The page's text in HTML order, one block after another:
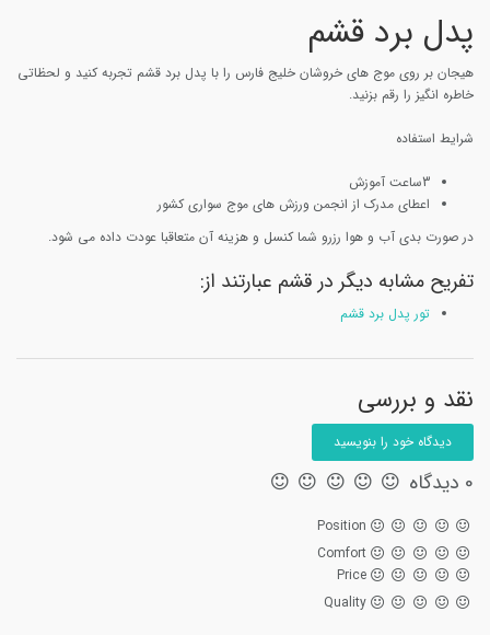
پدل برد قشم
هیجان بر روی موج های خروشان خلیج فارس را با پدل برد قشم تجربه کنید و لحظاتی
خاطره انگیز را رقم بزنید.
شرایط استفاده
3ساعت آموزش
اعطای مدرک از انجمن ورزش های موج سواری کشور
در صورت بدی آب و هوا رزرو شما کنسل و هزینه آن متعاقبا عودت داده می شود.
تفریح مشابه دیگر در قشم عبارتند از:
تور پدل برد قشم
نقد و بررسی
دیدگاه خود را بنویسید
0 دیدگاه
Position
Comfort
Price
Quality